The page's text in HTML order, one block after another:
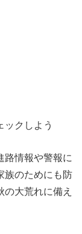
ックしよう
路情報や警報に
族のためにも防
大荒れに備え